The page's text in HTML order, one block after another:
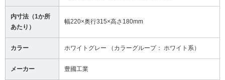
内寸法（1か所
あたり）
幅220×奥行315×高さ180mm
カラー ホワイトグレー （カラーグループ： ホワイト系）
メーカー 豊國工業